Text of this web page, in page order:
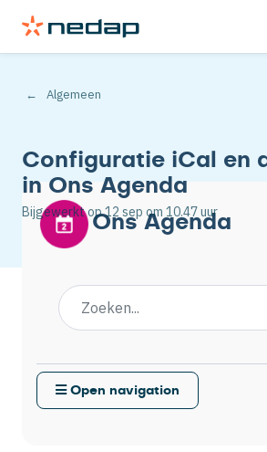
Algemeen
Configuratie iCal en
in Ons Agenda
Bijgewerkt op12 sep om 10.47 uur
Ons Agenda
Open navigation